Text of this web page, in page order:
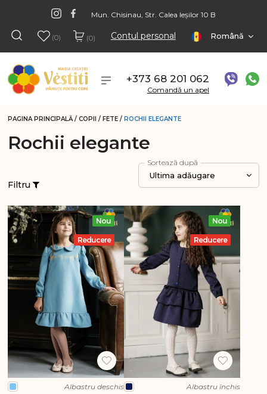
Mun. Chisinau, Str. Calea Ieșilor 10 B
(0) (0) Contul personal Română
+373 68 201 062
Comandă un apel
PAGINA PRINCIPALĂ / COPII / FETE / ROCHII ELEGANTE
Rochii elegante
Sortează după
Ultima adăugare
Filtru
Nou
Reducere
Albastru deschis
Nou
Reducere
Albastru închis